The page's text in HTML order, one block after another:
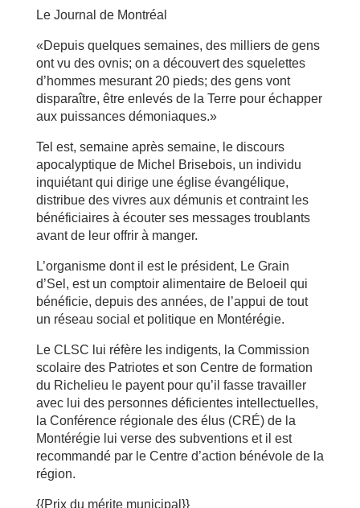
Le Journal de Montréal
«Depuis quelques semaines, des milliers de gens
ont vu des ovnis; on a découvert des squelettes
d’hommes mesurant 20 pieds; des gens vont
disparaître, être enlevés de la Terre pour échapper
aux puissances démoniaques.»
Tel est, semaine après semaine, le discours
apocalyptique de Michel Brisebois, un individu
inquiétant qui dirige une église évangélique,
distribue des vivres aux démunis et contraint les
bénéficiaires à écouter ses messages troublants
avant de leur offrir à manger.
L’organisme dont il est le président, Le Grain
d’Sel, est un comptoir alimentaire de Beloeil qui
bénéficie, depuis des années, de l’appui de tout
un réseau social et politique en Montérégie.
Le CLSC lui réfère les indigents, la Commission
scolaire des Patriotes et son Centre de formation
du Richelieu le payent pour qu’il fasse travailler
avec lui des personnes déficientes intellectuelles,
la Conférence régionale des élus (CRÉ) de la
Montérégie lui verse des subventions et il est
recommandé par le Centre d’action bénévole de la
région.
{{Prix du mérite municipal}}